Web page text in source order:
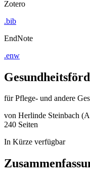
Zotero
.bib
EndNote
.enw
für Pflege- und andere
von Herlinde Steinbach
240 Seiten
In Kürze verfügbar